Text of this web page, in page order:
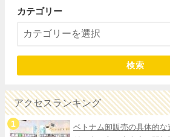
カテゴリー
検索
アクセスランキング
ベトナム卸販売の具体的